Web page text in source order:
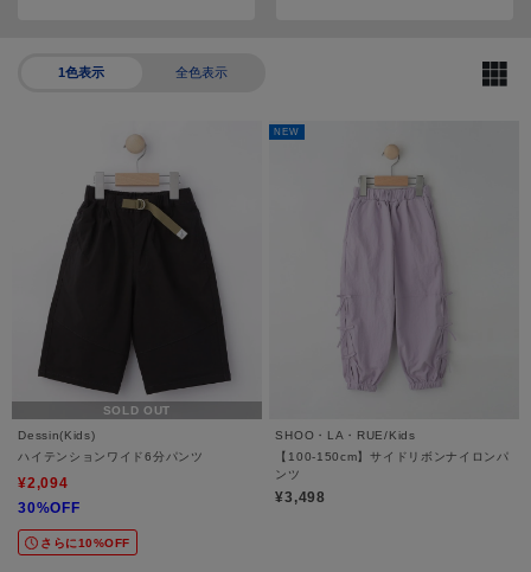
1色表示 全色表示
SOLD OUT
Dessin(Kids)
ハイテンションワイド6分パンツ
¥2,094
30%OFF
さらに10%OFF
NEW
SHOO・LA・RUE/Kids
【100-150cm】サイドリボンナイロンパ
ンツ
¥3,498